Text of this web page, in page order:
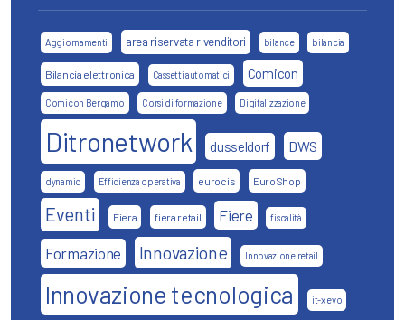
Aggiornamenti area riservata rivenditori bilance bilancia
Bilancia elettronica Cassetti automatici Comicon
Comicon Bergamo Corsi di formazione Digitalizzazione
Ditronetwork dusseldorf DWS
dynamic Efficienza operativa eurocis EuroShop
Eventi Fiera fiera retail Fiere fiscalità
Formazione Innovazione Innovazione retail
Innovazione tecnologica it-x evo